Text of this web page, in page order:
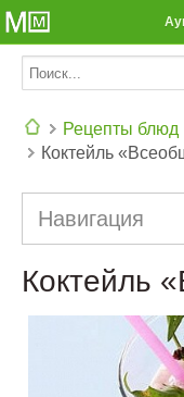
Рецепты блюд
Коктейль
Навигация
Коктейль